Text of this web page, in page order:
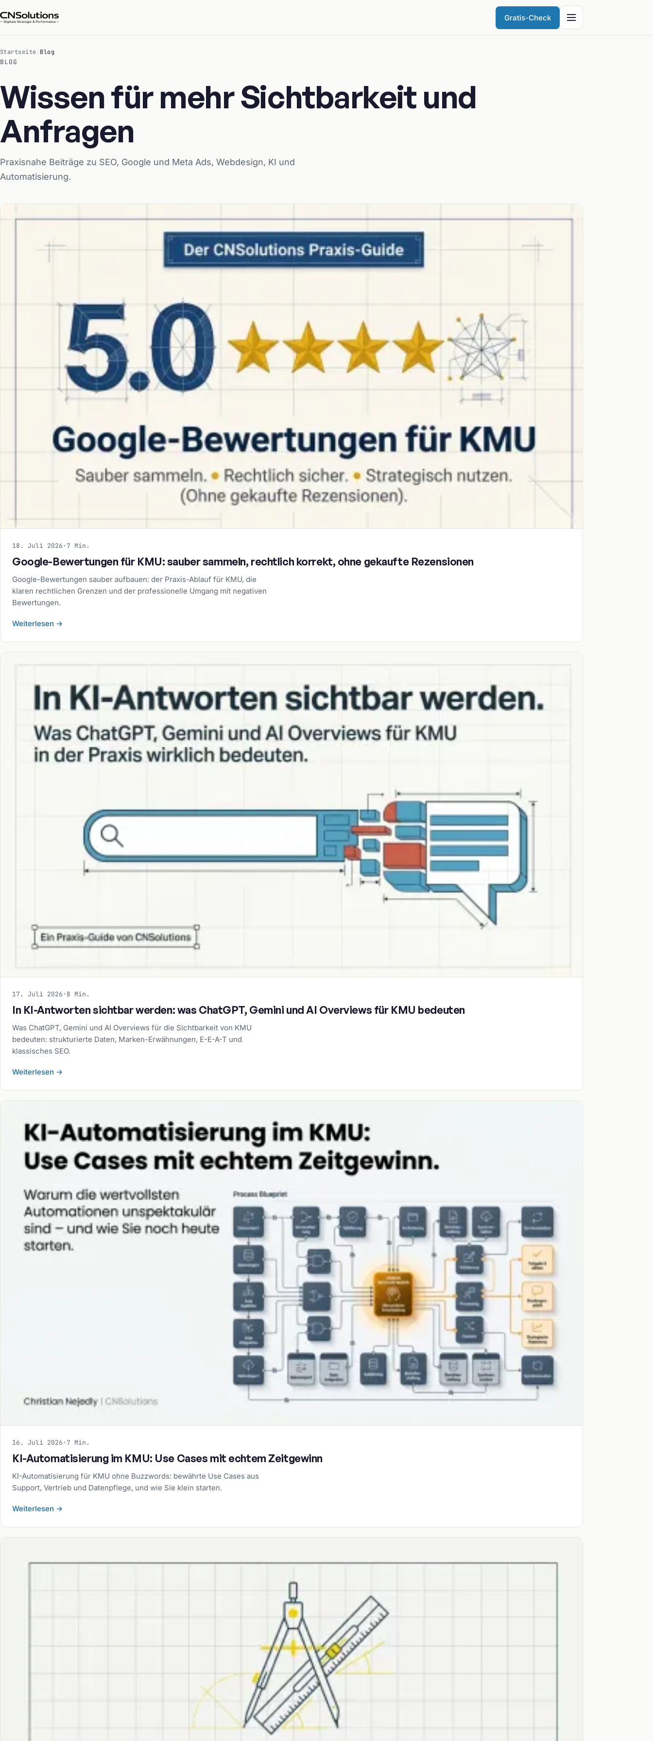
Gratis-Check
Startseite/Blog
BLOG
Wissen für mehr Sichtbarkeit und
Anfragen
Praxisnahe Beiträge zu SEO, Google und Meta Ads, Webdesign, KI und
Automatisierung.
18. Juli 2026 · 7 Min.
Google-Bewertungen für KMU: sauber sammeln, rechtlich korrekt, ohne gekaufte Rezensionen
Google-Bewertungen sauber aufbauen: der Praxis-Ablauf für KMU, die
klaren rechtlichen Grenzen und der professionelle Umgang mit negativen
Bewertungen.
Weiterlesen →
17. Juli 2026 · 8 Min.
In KI-Antworten sichtbar werden: was ChatGPT, Gemini und AI Overviews für KMU bedeuten
Was ChatGPT, Gemini und AI Overviews für die Sichtbarkeit von KMU
bedeuten: strukturierte Daten, Marken-Erwähnungen, E-E-A-T und
klassisches SEO.
Weiterlesen →
16. Juli 2026 · 7 Min.
KI-Automatisierung im KMU: Use Cases mit echtem Zeitgewinn
KI-Automatisierung für KMU ohne Buzzwords: bewährte Use Cases aus
Support, Vertrieb und Datenpflege, und wie Sie klein starten.
Weiterlesen →